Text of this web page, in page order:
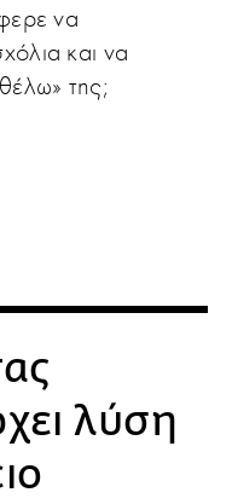
να
και να
της;
λύση